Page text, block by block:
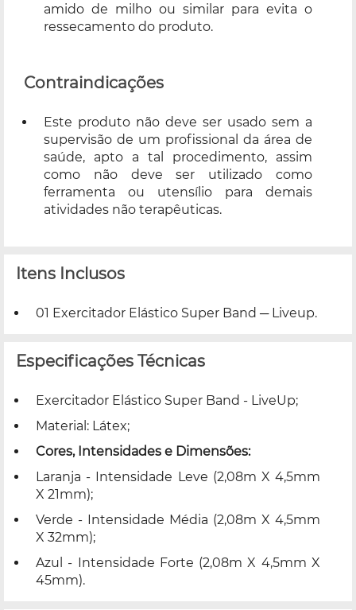
amido de milho ou similar para evita o
ressecamento do produto.
Contraindicações
Este produto não deve ser usado sem a
supervisão de um profissional da área de
saúde, apto a tal procedimento, assim
como não deve ser utilizado como
ferramenta ou utensílio para demais
atividades não terapêuticas.
Itens Inclusos
01 Exercitador Elástico Super Band ─ Liveup.
Especificações Técnicas
Exercitador Elástico Super Band - LiveUp;
Material: Látex;
Cores, Intensidades e Dimensões:
Laranja - Intensidade Leve (2,08m X 4,5mm
X 21mm);
Verde - Intensidade Média (2,08m X 4,5mm
X 32mm);
Azul - Intensidade Forte (2,08m X 4,5mm X
45mm).